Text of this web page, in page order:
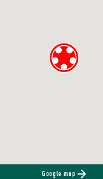
Google map